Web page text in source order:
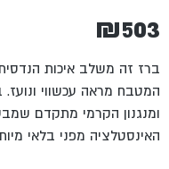
₪503
ברז זה משלב איכות
המטבח מראה עכשווי
ומנגנון הקרמי מתקדם
האינסטלציה מפני בלאי